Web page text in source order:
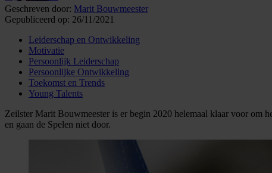
Geschreven door: Marit Bouwmeester
Gepubliceerd op: 26/11/2021
Leiderschap en Ontwikkeling
Motivatie
Persoonlijk Leiderschap
Persoonlijke Ontwikkeling
Toekomst en Trends
Young Talents
Zeilster Marit Bouwmeester is er begin 2020 helemaal klaar voor om
en gaan de Spelen niet door.